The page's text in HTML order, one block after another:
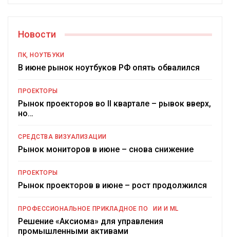
Новости
ПК, НОУТБУКИ
В июне рынок ноутбуков РФ опять обвалился
ПРОЕКТОРЫ
Рынок проекторов во II квартале – рывок вверх,
но…
СРЕДСТВА ВИЗУАЛИЗАЦИИ
Рынок мониторов в июне – снова снижение
ПРОЕКТОРЫ
Рынок проекторов в июне – рост продолжился
ПРОФЕССИОНАЛЬНОЕ ПРИКЛАДНОЕ ПО ИИ И ML
Решение «Аксиома» для управления
промышленными активами